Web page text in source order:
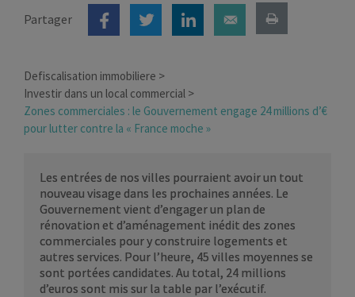
Partager
Defiscalisation immobiliere
Investir dans un local commercial
Zones commerciales : le Gouvernement engage 24 millions d’€
pour lutter contre la « France moche »
Les entrées de nos villes pourraient avoir un tout
nouveau visage dans les prochaines années. Le
Gouvernement vient d’engager un plan de
rénovation et d’aménagement inédit des zones
commerciales pour y construire logements et
autres services. Pour l’heure, 45 villes moyennes se
sont portées candidates. Au total, 24 millions
d’euros sont mis sur la table par l’exécutif.